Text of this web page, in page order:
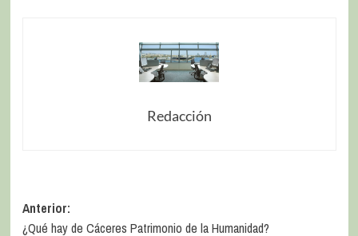
Redacción
Anterior:
¿Qué hay de Cáceres Patrimonio de la Humanidad?